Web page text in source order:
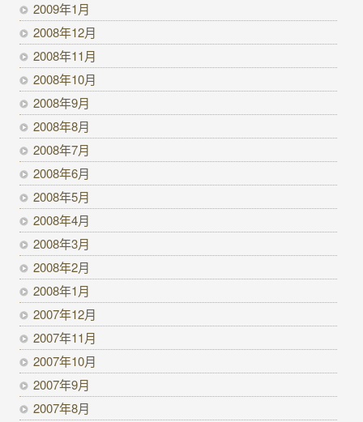
2009年1月
2008年12月
2008年11月
2008年10月
2008年9月
2008年8月
2008年7月
2008年6月
2008年5月
2008年4月
2008年3月
2008年2月
2008年1月
2007年12月
2007年11月
2007年10月
2007年9月
2007年8月